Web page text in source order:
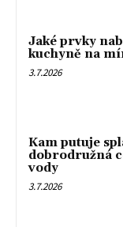
Jaké prvky
kuchyně na
3.7.2026
Kam putuje
dobrodružná
vody
3.7.2026